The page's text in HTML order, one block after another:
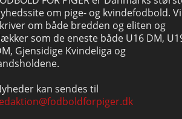
om pige- og kvindefodbold. Vi
om både bredden og eliten og
som de eneste både U16 DM,
Gjensidige Kvindeliga og
kan sendes til